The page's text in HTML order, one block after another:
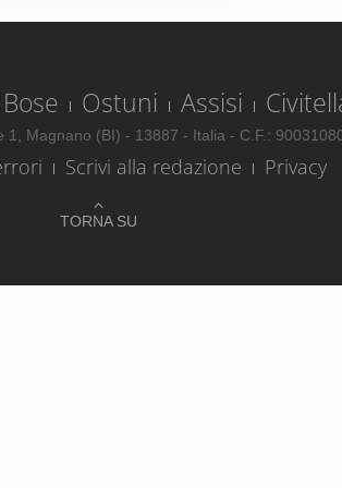
TORNA SU
Ostuni Assisi
1, Magnano (BI) - 13887 - Italia - C.F.:
Scrivi alla redazione Privacy